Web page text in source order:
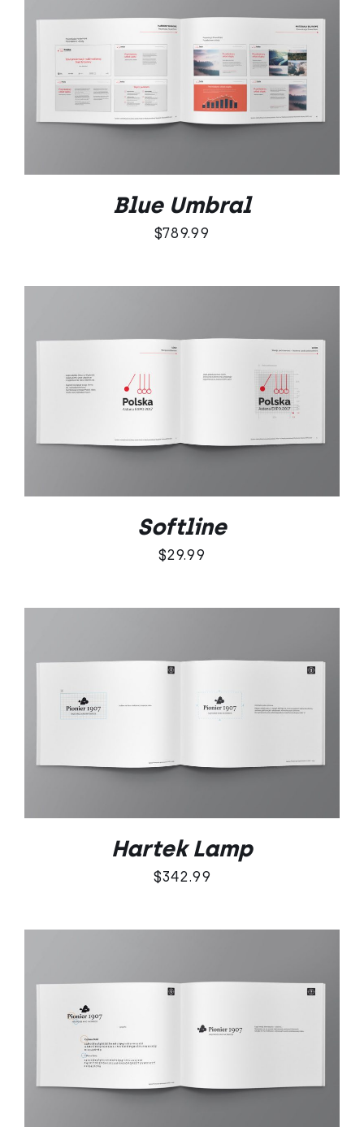
DODAJ DO KOSZYKA
SZCZEGÓŁY
Blue Umbral
$789.99
DODAJ DO KOSZYKA
Softline
$29.99
DODAJ DO KOSZYKA
/
Hartek Lamp
$342.99
DODAJ DO KOSZYKA
SZCZEGÓŁY